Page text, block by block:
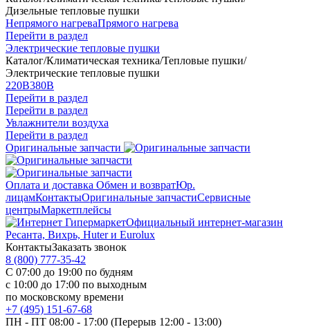
Дизельные тепловые пушки
Непрямого нагреваПрямого нагрева
Перейти в раздел
Электрические тепловые пушки
Каталог/Климатическая техника/Тепловые пушки/
Электрические тепловые пушки
220В380В
Перейти в раздел
Перейти в раздел
Увлажнители воздуха
Перейти в раздел
Оригинальные запчасти
Оплата и доставка Обмен и возвратЮр.
лицамКонтактыОригинальные запчастиСервисные
центрыМаркетплейсы
Официальный интернет-магазин
Ресанта, Вихрь, Huter и Eurolux
КонтактыЗаказать звонок
8 (800) 777-35-42
С 07:00 до 19:00 по будням
с 10:00 до 17:00 по выходным
по московскому времени
+7 (495) 151-67-68
ПН - ПТ 08:00 - 17:00 (Перерыв 12:00 - 13:00)